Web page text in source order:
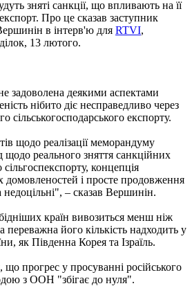
зняті санкції, що впливають на її
Про це сказав заступник
в інтерв'ю для RTVI,
13 лютого.
задоволена деякими аспектами
нібито діє несправедливо через
сільськогосподарського експорту.
щодо реалізації меморандуму
реального зняття санкційних
концепція
домовленостей і просте продовження
недоцільні", – сказав Вершинін.
країн вивозиться менш ніж
переважна його кількість надходить у
як Південна Корея та Ізраїль.
прогрес у просуванні російського
з ООН "збігає до нуля".